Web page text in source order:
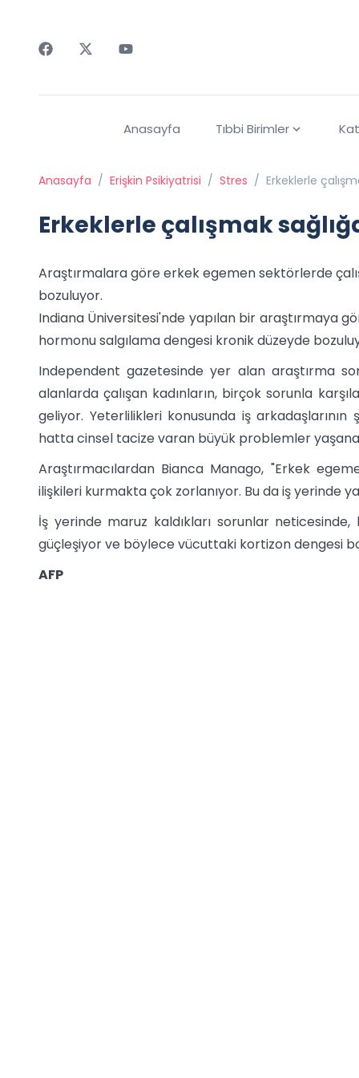
Anasayfa Tıbbi Birimler
Anasayfa / Erişkin Psikiyatrisi / Stres / Erkeklerle
Erkeklerle çalışmak
Araştırmalara göre erkek egemen sektörlerde
bozuluyor.
Indiana Üniversitesi'nde yapılan bir araştırmaya
hormonu salgılama dengesi kronik düzeyde
Independent gazetesinde yer alan araştırma
alanlarda çalışan kadınların, birçok sorunla
geliyor. Yeterlilikleri konusunda iş
hatta cinsel tacize varan büyük problemler
Araştırmacılardan Bianca Manago, "Erkek
ilişkileri kurmakta çok zorlanıyor. Bu da iş yerinde
İş yerinde maruz kaldıkları sorunlar
güçleşiyor ve böylece vücuttaki kortizon dengesi
AFP